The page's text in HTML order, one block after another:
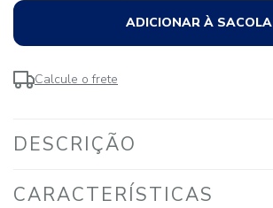
ADICIONAR À SACOLA
Calcule o frete
DESCRIÇÃO
CARACTERÍSTICAS